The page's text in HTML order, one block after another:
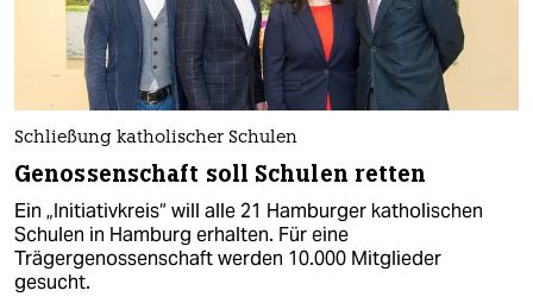
Schließung katholischer Schulen
Genossenschaft soll Schulen retten
Ein „Initiativkreis“ will alle 21 Hamburger katholischen
Schulen in Hamburg erhalten. Für eine
Trägergenossenschaft werden 10.000 Mitglieder
gesucht.